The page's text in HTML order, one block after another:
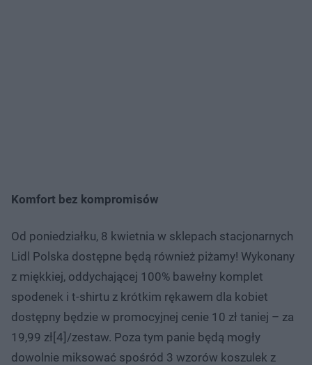
Komfort bez kompromisów
Od poniedziałku, 8 kwietnia w sklepach stacjonarnych
Lidl Polska dostępne będą również piżamy! Wykonany
z miękkiej, oddychającej 100% bawełny komplet
spodenek i t-shirtu z krótkim rękawem dla kobiet
dostępny będzie w promocyjnej cenie 10 zł taniej – za
19,99 zł[4]/zestaw. Poza tym panie będą mogły
dowolnie miksować spośród 3 wzorów koszulek z